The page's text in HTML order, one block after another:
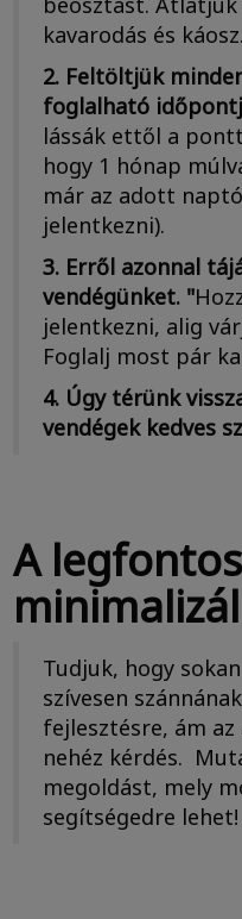
kavarodás és káosz.
2. Feltöltjük
foglalható
lássák ettől a
hogy 1 hónap
már az adott
jelentkezni).
3. Erről azonnal
vendégünket. "
jelentkezni, alig
Foglalj most pár
4. Úgy térünk
vendégek kedves
A
Tudjuk, hogy
szívesen
fejlesztésre, ám
nehéz kérdés.
megoldást, mely
segítségedre